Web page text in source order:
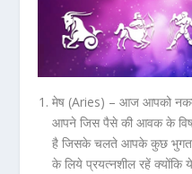
मेष (Aries) –आज आपको
आपने जिस पैसे की आवक के
है जिसके चलते आपके कुछ
के लिये प्रयत्नशील रहें क्योंकि